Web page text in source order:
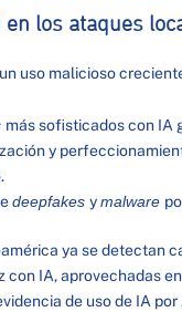
los ataques
uso malicioso
más sofisticados con IA
y
deepfakes ymalware
ya se detectan
con IA, aprovechadas
de uso de IA